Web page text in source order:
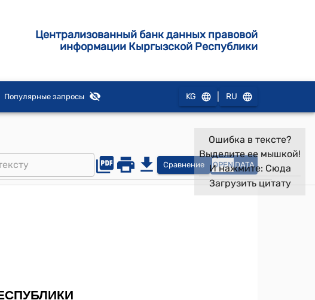
Централизованный банк данных правовой
информации Кыргызской Республики
Популярные запросы KG RU
Сравнение OPEN DATA
Ошибка в тексте?
Выделите ее мышкой!
И нажмите: Сюда
Загрузить цитату